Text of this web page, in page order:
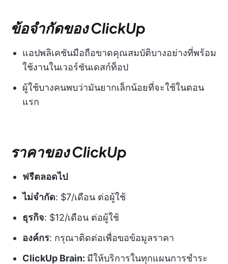
ข้อจำกัดของ ClickUp
แอปพลิเคชันมือถือขาดคุณสมบัติบางอย่างที่พร้อม
ใช้งานในเวอร์ชันเดสก์ท็อป
ผู้ใช้บางคนพบว่ามันยากเล็กน้อยที่จะใช้ในตอน
แรก
ราคาของ ClickUp
ฟรีตลอดไป
ไม่จำกัด: $7/เดือน ต่อผู้ใช้
ธุรกิจ: $12/เดือน ต่อผู้ใช้
องค์กร: กรุณาติดต่อเพื่อขอข้อมูลราคา
ClickUp Brain: มีให้บริการในทุกแผนการชำระ